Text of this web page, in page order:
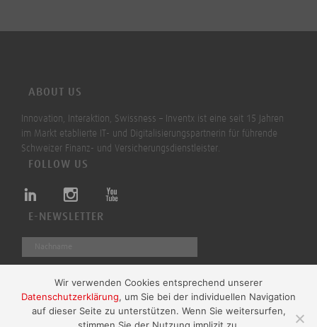
ABOUT US
Innovation, Interaktion, Swissness – Inventx ist eine seit 15 Jahren
im Markt etablierte IT- und Digitalisierungspartnerin für führende
Schweizer Finanz- und Versicherungsdienstleister.
FOLLOW US
E-NEWSLETTER
Absenden
Wir verwenden Cookies entsprechend unserer
Datenschutzerklärung, um Sie bei der individuellen Navigation
auf dieser Seite zu unterstützen. Wenn Sie weitersurfen,